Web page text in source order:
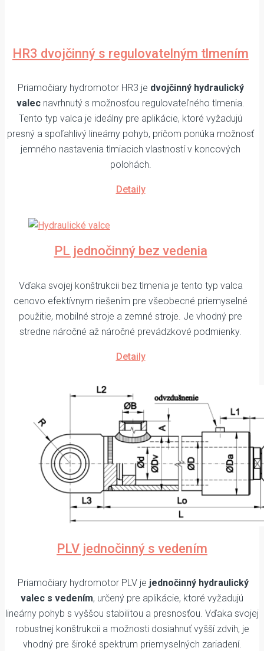
HR3 dvojčinný s regulovatelným tlmením
Priamočiary hydromotor HR3 je dvojčinný hydraulický
valec navrhnutý s možnosťou regulovateľného tlmenia.
Tento typ valca je ideálny pre aplikácie, ktoré vyžadujú
presný a spoľahlivý lineárny pohyb, pričom ponúka možnosť
jemného nastavenia tlmiacich vlastností v koncových
polohách.
Detaily
PL jednočinný bez vedenia
Vďaka svojej konštrukcii bez tlmenia je tento typ valca
cenovo efektívnym riešením pre všeobecné priemyselné
použitie, mobilné stroje a zemné stroje. Je vhodný pre
stredne náročné až náročné prevádzkové podmienky.
Detaily
PLV jednočinný s vedením
Priamočiary hydromotor PLV je jednočinný hydraulický
valec s vedením, určený pre aplikácie, ktoré vyžadujú
lineárny pohyb s vyššou stabilitou a presnosťou. Vďaka svojej
robustnej konštrukcii a možnosti dosiahnuť vyšší zdvih, je
vhodný pre široké spektrum priemyselných zariadení.